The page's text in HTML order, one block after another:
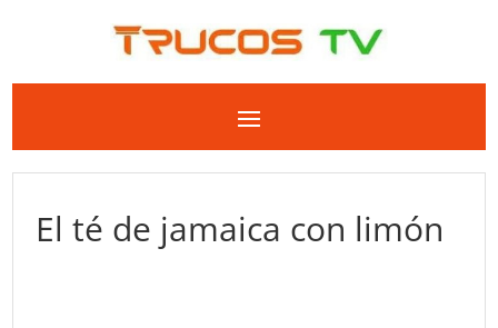
El té de jamaica con limón